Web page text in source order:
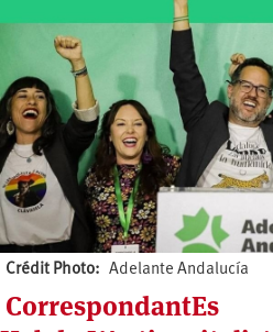
Crédit Photo Adelante Andalucía
CorrespondantEs